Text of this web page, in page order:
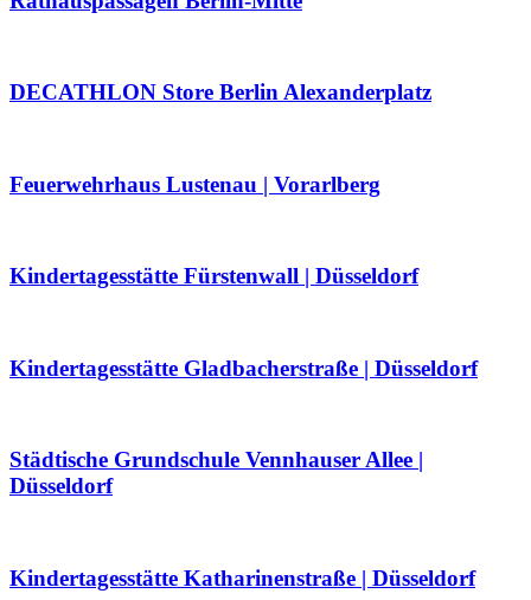
DECATHLON Store Berlin Alexanderplatz
Feuerwehrhaus Lustenau | Vorarlberg
Kindertagesstätte Fürstenwall | Düsseldorf
Kindertagesstätte Gladbacherstraße | Düsseldorf
Städtische Grundschule Vennhauser Allee |
Düsseldorf
Kindertagesstätte Katharinenstraße | Düsseldorf